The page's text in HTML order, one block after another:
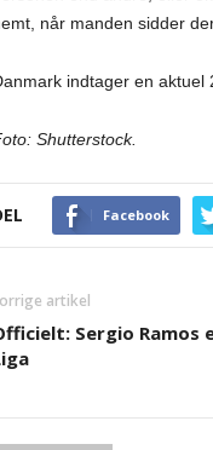
når manden sidder
indtager en aktuel
Shutterstock.
Facebook
artikel
Sergio Ramos